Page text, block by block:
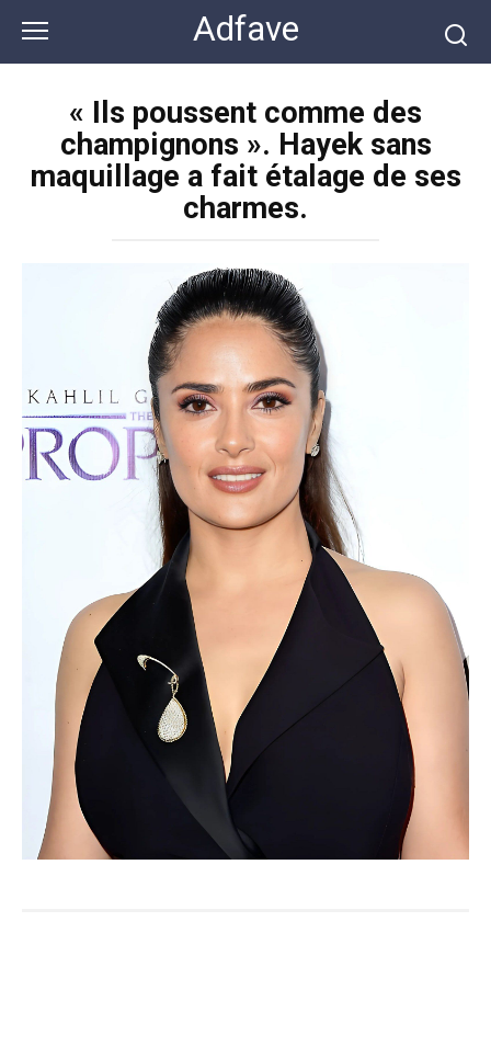
контенту
Adfave
« Ils poussent comme des
champignons ». Hayek sans
maquillage a fait étalage de ses
charmes.